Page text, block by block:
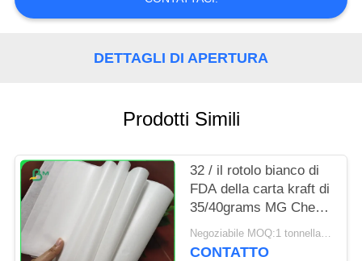
MAPPA
POLICY
DETTAGLI DI APERTURA
Prodotti Simili
32 / il rotolo bianco di
FDA della carta kraft di
35/40grams MG Che
imballa per
l'imballaggio scheggia
Negoziabile MOQ:1 tonnellata per la dimensione speciale
CONTATTO